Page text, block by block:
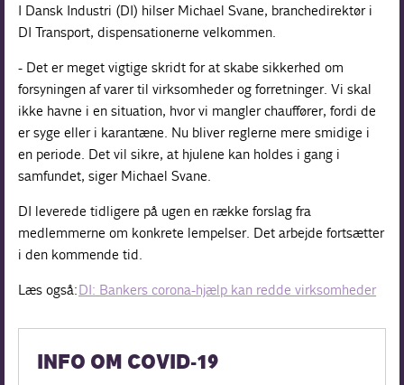
I Dansk Industri (DI) hilser Michael Svane, branchedirektør i
DI Transport, dispensationerne velkommen.
- Det er meget vigtige skridt for at skabe sikkerhed om
forsyningen af varer til virksomheder og forretninger. Vi skal
ikke havne i en situation, hvor vi mangler chauffører, fordi de
er syge eller i karantæne. Nu bliver reglerne mere smidige i
en periode. Det vil sikre, at hjulene kan holdes i gang i
samfundet, siger Michael Svane.
DI leverede tidligere på ugen en række forslag fra
medlemmerne om konkrete lempelser. Det arbejde fortsætter
i den kommende tid.
Læs også:DI: Bankers corona-hjælp kan redde virksomheder
INFO OM COVID-19